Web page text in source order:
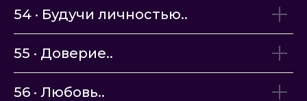
54 · Будучи личностью..
55 · Доверие..
56 · Любовь..